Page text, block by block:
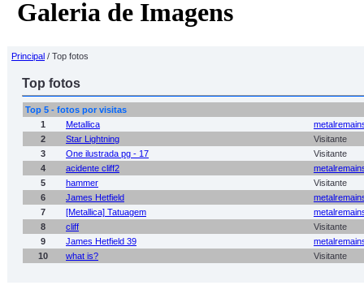
Galeria de Imagens
Principal / Top fotos
Top fotos
Top 5 - fotos por visitas
1
Metallica
2
Star Lightning
Visitante
3
One ilustrada pg - 17
Visitante
4
acidente cliff2
5
hammer
Visitante
6
James Hetfield
7
[Metallica] Tatuagem
8
cliff
Visitante
9
James Hetfield 39
10
what is? Visitante